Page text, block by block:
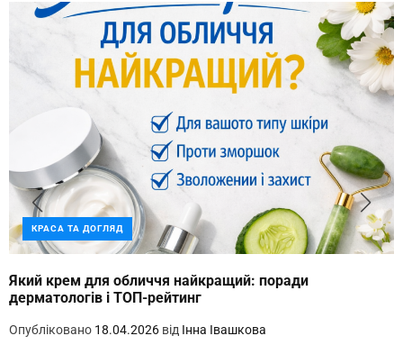
КРАСА ТА ДОГЛЯД
Який крем для обличчя найкращий: поради
дерматологів і ТОП-рейтинг
Опубліковано 18.04.2026 від Інна Івашкова